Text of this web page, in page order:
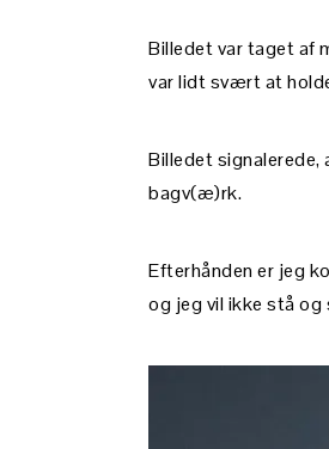
Billedet var taget af
var lidt svært at
Billedet signalerede,
bagv(æ)rk.
Efterhånden er jeg
og jeg vil ikke stå og